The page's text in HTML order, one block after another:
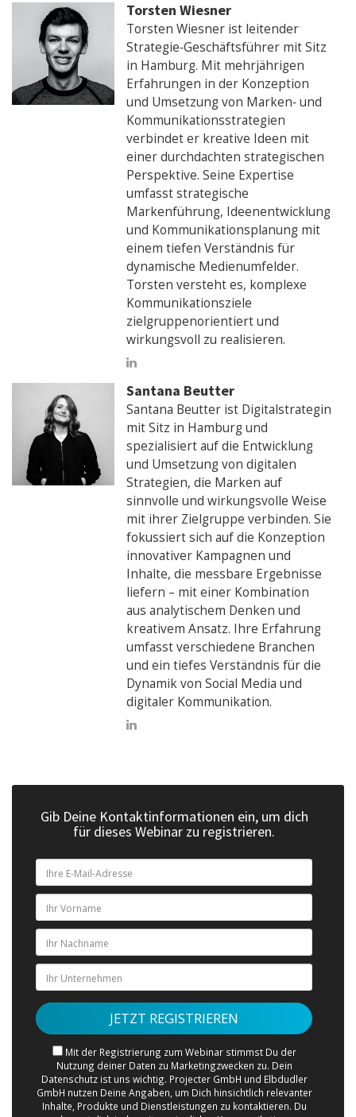
Torsten Wiesner
Torsten Wiesner ist leitender
Strategie‑Geschäftsführer mit Sitz
in Hamburg. Mit mehrjährigen
Erfahrungen in der Konzeption
und Umsetzung von Marken‑ und
Kommunikationsstrategien
verbindet er kreative Ideen mit
einer durchdachten strategischen
Perspektive. Seine Expertise
umfasst strategische
Markenführung, Ideenentwicklung
und Kommunikationsplanung mit
einem tiefen Verständnis für
dynamische Medienumfelder.
Torsten versteht es, komplexe
Kommunikationsziele
zielgruppenorientiert und
wirkungsvoll zu realisieren.
Santana Beutter
Santana Beutter ist Digitalstrategin
mit Sitz in Hamburg und
spezialisiert auf die Entwicklung
und Umsetzung von digitalen
Strategien, die Marken auf
sinnvolle und wirkungsvolle Weise
mit ihrer Zielgruppe verbinden. Sie
fokussiert sich auf die Konzeption
innovativer Kampagnen und
Inhalte, die messbare Ergebnisse
liefern – mit einer Kombination
aus analytischem Denken und
kreativem Ansatz. Ihre Erfahrung
umfasst verschiedene Branchen
und ein tiefes Verständnis für die
Dynamik von Social Media und
digitaler Kommunikation.
Gib Deine Kontaktinformationen ein, um dich
für dieses Webinar zu registrieren.
Mit der Registrierung zum Webinar stimmst Du der
Nutzung deiner Daten zu Marketingzwecken zu. Dein
Datenschutz ist uns wichtig. Projecter GmbH und Elbdudler
GmbH nutzen Deine Angaben, um Dich hinsichtlich relevanter
Inhalte, Produkte und Dienstleistungen zu kontaktieren. Du